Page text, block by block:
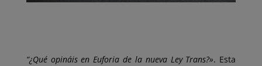
“¿Qué opináis en Euforia de la nueva Ley Trans?». Esta